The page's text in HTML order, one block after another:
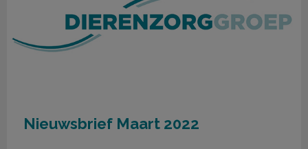
Nieuwsbrief Maart 2022